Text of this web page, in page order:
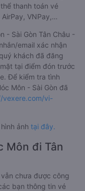
thanh toán vé
VNPay,…
- Sài Gòn Tân Châu -
email xác nhận
khách đã đăng
tại điểm đón trước
Để kiểm tra tình
Môn - Sài Gòn đã
vexere.com/vi-
ảnh tại đây.
Môn đi Tân
chưa được công
bạn thông tin vé